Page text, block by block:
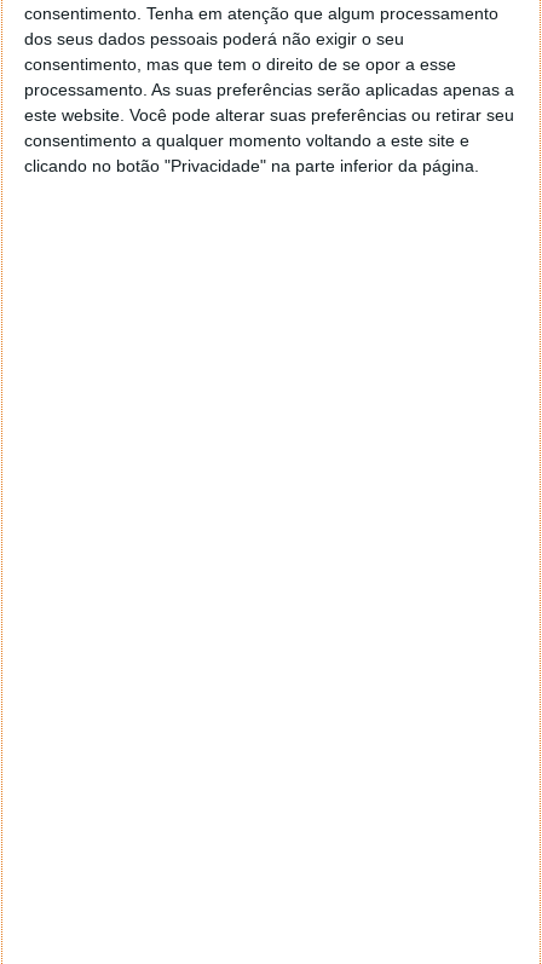
consentimento. Tenha em atenção que algum processamento
dos seus dados pessoais poderá não exigir o seu
consentimento, mas que tem o direito de se opor a esse
processamento. As suas preferências serão aplicadas apenas a
este website. Você pode alterar suas preferências ou retirar seu
consentimento a qualquer momento voltando a este site e
clicando no botão "Privacidade" na parte inferior da página.
Autor:Pedro Pinto
PRÓXIMO ARTIGO
Análise: Drone Syma X5SW, uma boa opção para